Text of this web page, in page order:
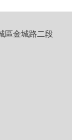
區金城路二段